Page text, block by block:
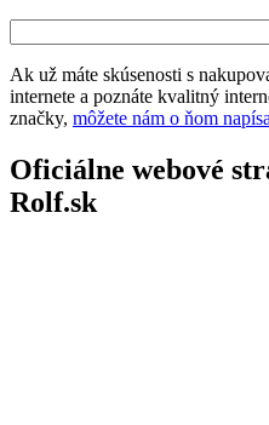
Ak už máte skúsenosti s
internete a poznáte kvalitný
značky, môžete nám o ňom
Oficiálne webové
Rolf.sk